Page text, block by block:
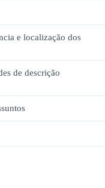
e localização dos
de descrição